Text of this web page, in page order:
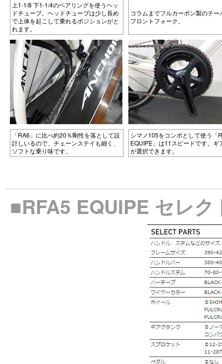
上1-1/8 下1-1/4のベアリングを使うヘッ
ドチューブ。ヘッドチューブは少し長め
で上体を起こして乗れるポジションがと
れます。
コラムまでフルカーボン製のテー
フロントフォーク。
「RA6」に比べ約20％剛性を落として設
計しいるので、チェーンステイも細く、
ソフトな乗り味です。
シマノ105をコンポとして使う「
EQUIPE」は11スピードです。ギ
が選択できます。
■RFA5 EQUIPE セレク